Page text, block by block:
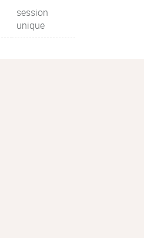
session
unique